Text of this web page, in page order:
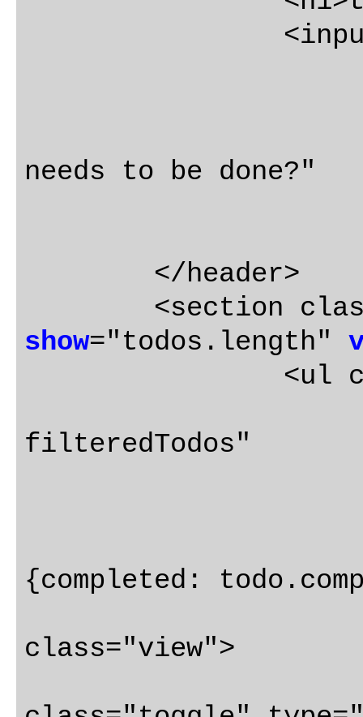
needs to be done?"
<section
show="todos.length"
filteredTodos"
{completed:
class="view">